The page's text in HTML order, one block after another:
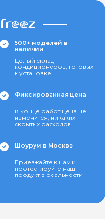
500+ моделей в
наличии
Целый склад
кондиционеров, готовых
к установке
Фиксированная цена
В конце работ цена не
изменится, никаких
скрытых расходов
Шоурум в Москве
Приезжайте к нам и
протестируйте наш
продукт в реальности